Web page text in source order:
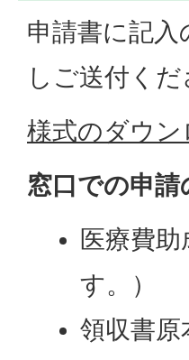
申請書に記入
しご送付くだ
様式のダウ
窓口での申請
医療費
す。）
領収書原